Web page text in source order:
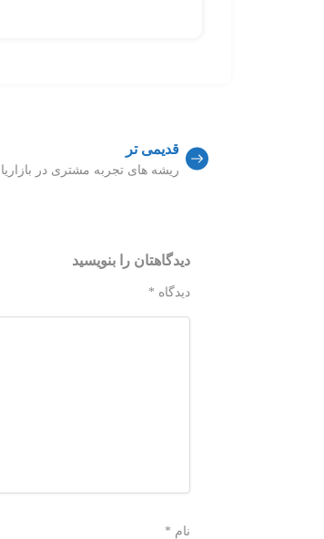
قدیمی تر
ریشه های تجربه مشتری در بازاریابی بخش 3-
دیدگاهتان را بنویسید
دیدگاه *
نام *